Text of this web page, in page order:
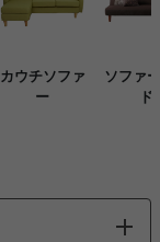
カウチソファ
ー
ソファ
ド